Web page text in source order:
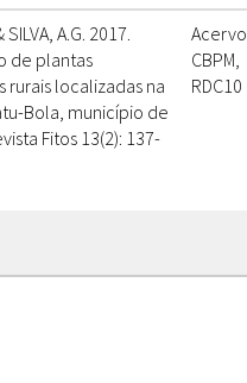
SILVA, A.G. 2017.
de plantas
localizadas na
Bola, município de
Fitos 13(2): 137-
Acervo
CBPM,
RDC10